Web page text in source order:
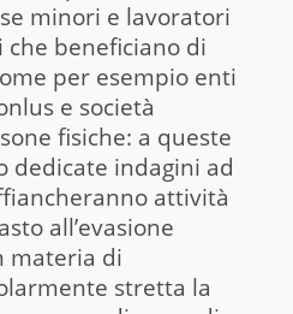
minori e lavoratori
beneficiano di
per esempio enti
e società
fisiche: a queste
dedicate indagini ad
attività
all’evasione
materia di
stretta la